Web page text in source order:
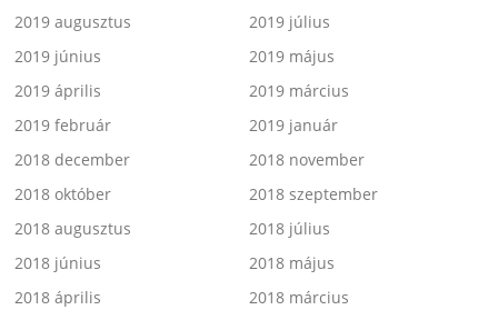
2019 augusztus
2019 július
2019 június
2019 május
2019 április
2019 március
2019 február
2019 január
2018 december
2018 november
2018 október
2018 szeptember
2018 augusztus
2018 július
2018 június
2018 május
2018 április
2018 március